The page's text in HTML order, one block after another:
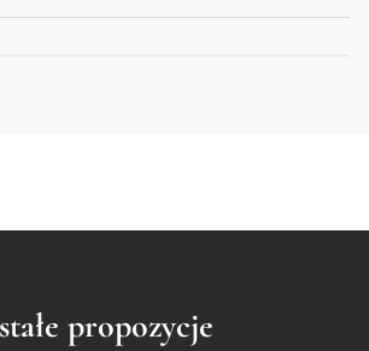
propozycje